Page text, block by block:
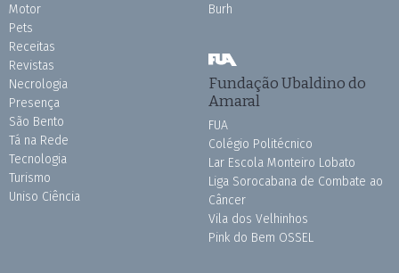
Motor
Pets
Receitas
Revistas
Necrologia
Presença
São Bento
Tá na Rede
Tecnologia
Turismo
Uniso Ciência
Burh
Fundação Ubaldino do
Amaral
FUA
Colégio Politécnico
Lar Escola Monteiro Lobato
Liga Sorocabana de Combate ao
Câncer
Vila dos Velhinhos
Pink do Bem OSSEL